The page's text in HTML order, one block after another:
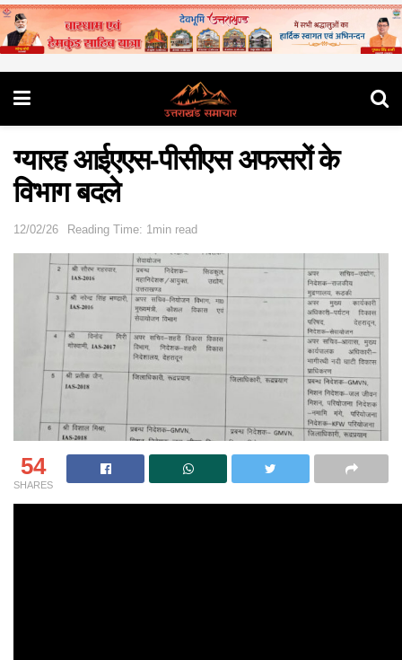
ग्यारह आईएएस-पीसीएस अफसरों के
विभाग बदले
12/02/26 Reading Time: 1min read
54
SHARES